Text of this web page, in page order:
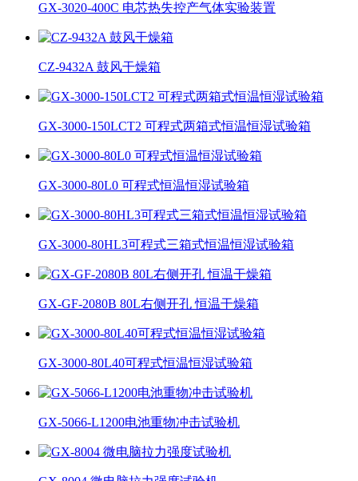
GX-3020-400C 电芯热失控产气体实验装置
CZ-9432A 鼓风干燥箱
GX-3000-150LCT2 可程式两箱式恒温恒湿试验箱
GX-3000-80L0 可程式恒温恒湿试验箱
GX-3000-80HL3可程式三箱式恒温恒湿试验箱
GX-GF-2080B 80L右侧开孔 恒温干燥箱
GX-3000-80L40可程式恒温恒湿试验箱
GX-5066-L1200电池重物冲击试验机